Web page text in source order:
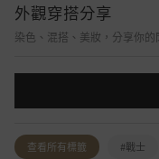
外觀穿搭分享
染色、混搭、美妝，分享你的
查看所有標籤 #戰士